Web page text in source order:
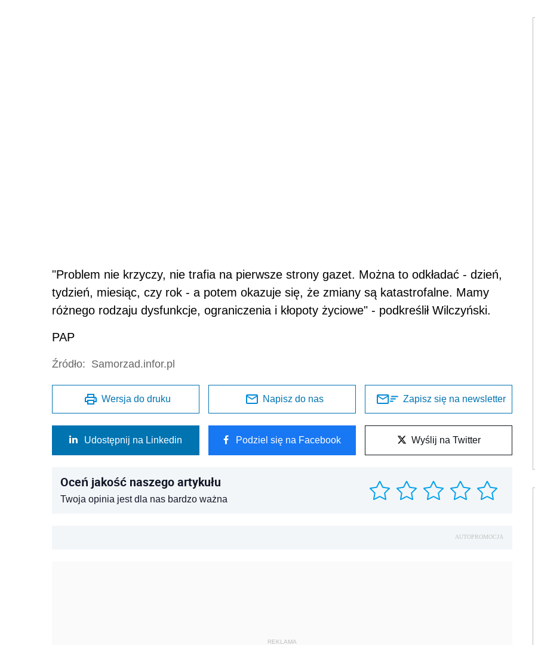
"Problem nie krzyczy, nie trafia na pierwsze strony gazet. Można to odkładać - dzień,
tydzień, miesiąc, czy rok - a potem okazuje się, że zmiany są katastrofalne. Mamy
różnego rodzaju dysfunkcje, ograniczenia i kłopoty życiowe" - podkreślił Wilczyński.
PAP
Źródło: Samorzad.infor.pl
Wersja do druku Napisz do nas Zapisz się na newsletter
Udostępnij na Linkedin Podziel się na Facebook Wyślij na Twitter
Oceń jakość naszego artykułu
Twoja opinia jest dla nas bardzo ważna
AUTOPROMOCJA
REKLAMA